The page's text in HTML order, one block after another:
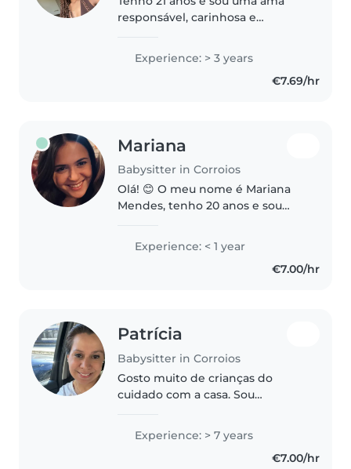
responsável, carinhosa e
desde bebés até adolescentes.
Sou capaz de os ajudar com
Experience: > 3 years
€7.69/hr
Mariana
Babysitter in Corroios
Olá! 😊 O meu nome é Mariana
Mendes, tenho 20 anos e sou
carinhosa, divertida e proativa.
Gosto muito de crianças e adoro
acompanhar o seu crescimento,..
Experience: < 1 year
€7.00/hr
Patrícia
Babysitter in Corroios
Gosto muito de crianças do
cuidado com a casa. Sou
cuidadosa. Gosto muito de cuidar
do lar e dar carinho. Estou a sair
de um trabalho agora ja no fim
Experience: > 7 years
€7.00/hr